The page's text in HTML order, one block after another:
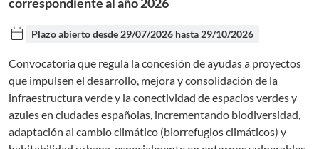
calendar_today Plazo abierto desde 29/07/2026 hasta 29/10/2026
Convocatoria que regula la concesión de ayudas a proyectos
que impulsen el desarrollo, mejora y consolidación de la
infraestructura verde y la conectividad de espacios verdes y
azules en ciudades españolas, incrementando biodiversidad,
adaptación al cambio climático (biorrefugios climáticos) y